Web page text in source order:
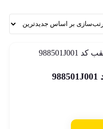
تیغه برف پاك كن عقب کد 988501J001